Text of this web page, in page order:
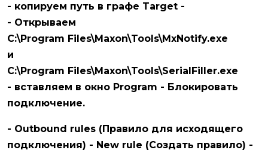
- копируем путь в графе Target -
- Открываем
C:\Program Files\Maxon\Tools\MxNotify.exe
и
C:\Program Files\Maxon\Tools\SerialFiller.exe
- вставляем в окно Program - Блокировать
подключение.
- Outbound rules (Правило для исходящего
подключения) - New rule (Создать правило) -